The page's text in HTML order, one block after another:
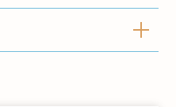
病毒等病原體時，
溫波幅超過1℃左右
fever）
：體溫會突
數小時後體溫恢復正
一兩日後體溫會再
、流感和登革熱都
。這類發燒通常會伴
頭痛和肌肉疼痛。
療建議。持續高燒可
病的正常反應，但了
需要求醫咨詢是非常
某些情況下，尋求醫